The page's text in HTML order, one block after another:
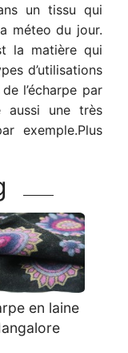
un tissu qui
méteo du jour.
la matière qui
d’utilisations
l’écharpe par
aussi une très
exemple.Plus
en laine